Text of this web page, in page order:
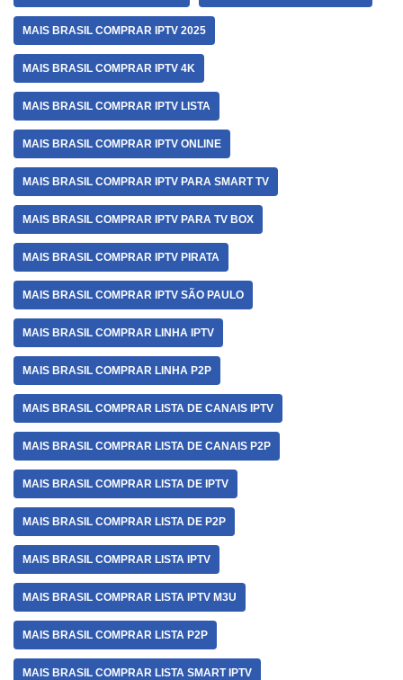
MAIS BRASIL COMPRAR IPTV 2025
MAIS BRASIL COMPRAR IPTV 4K
MAIS BRASIL COMPRAR IPTV LISTA
MAIS BRASIL COMPRAR IPTV ONLINE
MAIS BRASIL COMPRAR IPTV PARA SMART TV
MAIS BRASIL COMPRAR IPTV PARA TV BOX
MAIS BRASIL COMPRAR IPTV PIRATA
MAIS BRASIL COMPRAR IPTV SÃO PAULO
MAIS BRASIL COMPRAR LINHA IPTV
MAIS BRASIL COMPRAR LINHA P2P
MAIS BRASIL COMPRAR LISTA DE CANAIS IPTV
MAIS BRASIL COMPRAR LISTA DE CANAIS P2P
MAIS BRASIL COMPRAR LISTA DE IPTV
MAIS BRASIL COMPRAR LISTA DE P2P
MAIS BRASIL COMPRAR LISTA IPTV
MAIS BRASIL COMPRAR LISTA IPTV M3U
MAIS BRASIL COMPRAR LISTA P2P
MAIS BRASIL COMPRAR LISTA SMART IPTV